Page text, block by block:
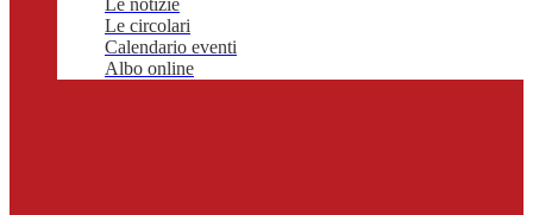
Le notizie
Le circolari
Calendario eventi
Albo online